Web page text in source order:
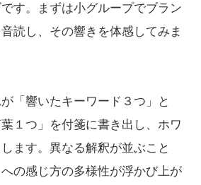
す。まずは小グループでブラン
読し、その響きを体感してみま
「響いたキーワード３つ」と
葉１つ」を付箋に書き出し、ホワ
ます。異なる解釈が並ぶこと
の感じ方の多様性が浮かび上が